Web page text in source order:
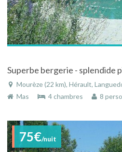
Mourèze (22 km), Hérault,
Mas
4 chambres 8
75€/nuit